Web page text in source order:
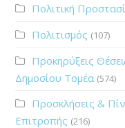
Πολιτική
Πολιτισμός (107)
Προκηρύξεις
Δημοσίου Τομέα (574)
Προσκλήσεις &
Επιτροπής (216)